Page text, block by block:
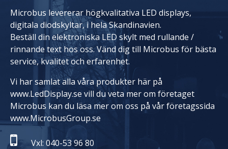
Microbus levererar högkvalitativa LED displays,
digitala diodskyltar, i hela Skandinavien.
Beställ din elektroniska LED skylt med rullande /
rinnande text hos oss. Vänd dig till Microbus för bästa
service, kvalitet och erfarenhet.
Vi har samlat alla våra produkter här på
www.LedDisplay.se vill du veta mer om företaget
Microbus kan du läsa mer om oss på vår företagssida
www.MicrobusGroup.se
Vxl: 040-53 96 80